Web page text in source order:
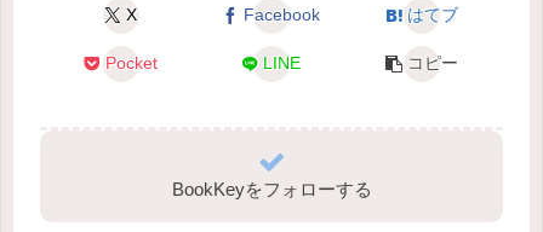
X Facebook はてブ
Pocket LINE コピー
BookKeyをフォローする